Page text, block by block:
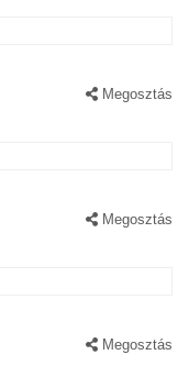
Megosztás
Megosztás
Megosztás